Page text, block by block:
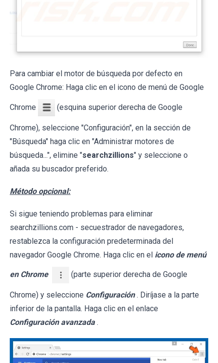
Para cambiar el motor de búsqueda por defecto en
Google Chrome: Haga clic en el icono de menú de Google
Chrome (esquina superior derecha de Google
Chrome), seleccione "Configuración", en la sección de
"Búsqueda" haga clic en "Administrar motores de
búsqueda...", elimine "searchzillions" y seleccione o
añada su buscador preferido.
Método opcional:
Si sigue teniendo problemas para eliminar
searchzillions.com - secuestrador de navegadores,
restablezca la configuración predeterminada del
navegador Google Chrome. Haga clic en el icono de menú
en Chrome (parte superior derecha de Google
Chrome) y seleccione Configuración . Diríjase a la parte
inferior de la pantalla. Haga clic en el enlace
Configuración avanzada .